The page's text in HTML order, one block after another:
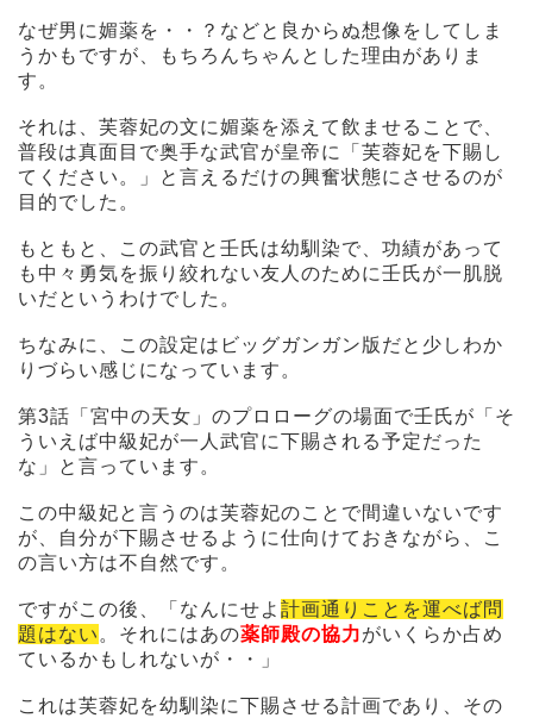
なぜ男に媚薬を・・？などと良からぬ想像をしてしま
うかもですが、もちろんちゃんとした理由がありま
す。
それは、芙蓉妃の文に媚薬を添えて飲ませることで、
普段は真面目で奥手な武官が皇帝に「芙蓉妃を下賜し
てください。」と言えるだけの興奮状態にさせるのが
目的でした。
もともと、この武官と壬氏は幼馴染で、功績があって
も中々勇気を振り絞れない友人のために壬氏が一肌脱
いだというわけでした。
ちなみに、この設定はビッグガンガン版だと少しわか
りづらい感じになっています。
第3話「宮中の天女」のプロローグの場面で壬氏が「そ
ういえば中級妃が一人武官に下賜される予定だった
な」と言っています。
この中級妃と言うのは芙蓉妃のことで間違いないです
が、自分が下賜させるように仕向けておきながら、こ
の言い方は不自然です。
ですがこの後、「なんにせよ 計画通りことを運べば問
題はない 。それにはあの薬師殿の協力がいくらか占め
ているかもしれないが・・」
これは芙蓉妃を幼馴染に下賜させる計画であり、その